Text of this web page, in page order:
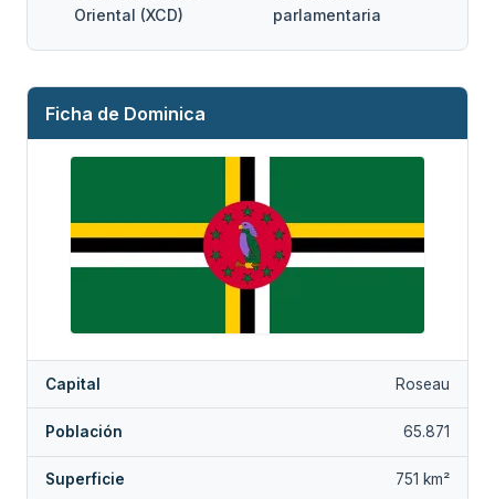
Oriental (XCD)
parlamentaria
Ficha de Dominica
Capital Roseau
Población 65.871
Superficie 751 km²